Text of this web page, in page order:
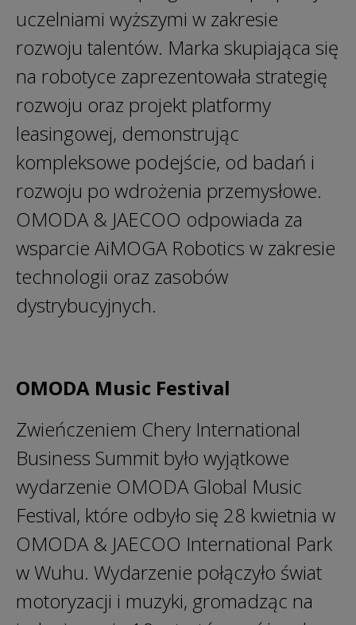
uczelniami wyższymi w zakresie
rozwoju talentów. Marka skupiająca się
na robotyce zaprezentowała strategię
rozwoju oraz projekt platformy
leasingowej, demonstrując
kompleksowe podejście, od badań i
rozwoju po wdrożenia przemysłowe.
OMODA & JAECOO odpowiada za
wsparcie AiMOGA Robotics w zakresie
technologii oraz zasobów
dystrybucyjnych.
OMODA Music Festival
Zwieńczeniem Chery International
Business Summit było wyjątkowe
wydarzenie OMODA Global Music
Festival, które odbyło się 28 kwietnia w
OMODA & JAECOO International Park
w Wuhu. Wydarzenie połączyło świat
motoryzacji i muzyki, gromadząc na